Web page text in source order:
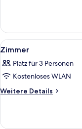
Alle
Fotos
für
Zimmer
anzeigen
8
Zimmer
Platz für 3 Personen
Kostenloses WLAN
Weitere Details
Weitere